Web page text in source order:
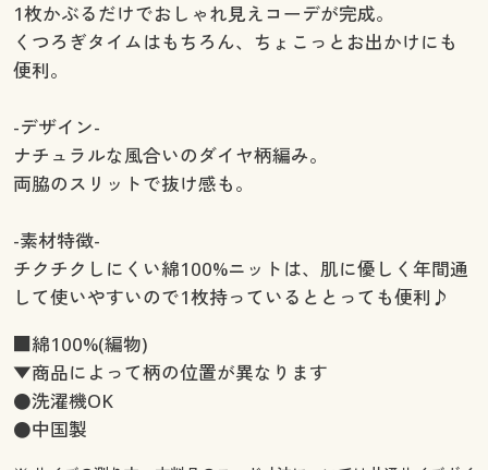
1枚かぶるだけでおしゃれ見えコーデが完成。
くつろぎタイムはもちろん、ちょこっとお出かけにも
便利。
-デザイン-
ナチュラルな風合いのダイヤ柄編み。
両脇のスリットで抜け感も。
-素材特徴-
チクチクしにくい綿100%ニットは、肌に優しく年間通
して使いやすいので1枚持っているととっても便利♪
■綿100%(編物)
▼商品によって柄の位置が異なります
●洗濯機OK
●中国製